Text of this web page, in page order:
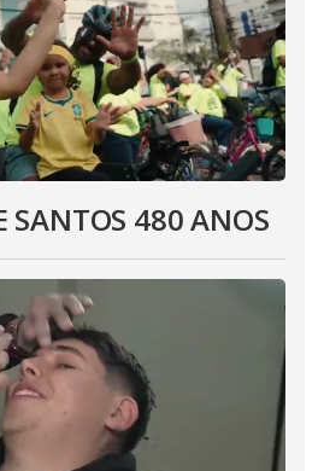
SANTOS 480 ANOS